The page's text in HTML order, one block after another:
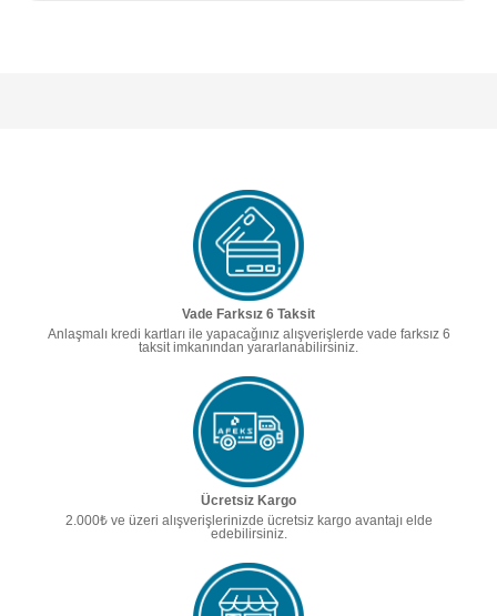
Vade Farksız 6 Taksit
Anlaşmalı kredi kartları ile yapacağınız alışverişlerde vade farksız 6
taksit imkanından yararlanabilirsiniz.
Ücretsiz Kargo
2.000₺ ve üzeri alışverişlerinizde ücretsiz kargo avantajı elde
edebilirsiniz.